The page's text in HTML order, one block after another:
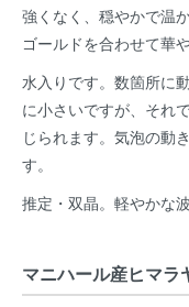
強くなく、穏やかで温
ゴールドを合わせて華
水入りです。数箇所に
に小さいですが、それ
じられます。気泡の動
す。
推定・双晶。軽やかな
マニハール産ヒマラ